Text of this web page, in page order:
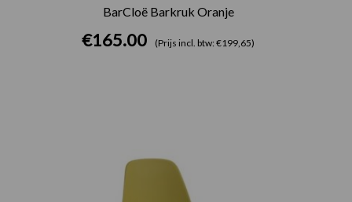
BarCloë Barkruk Oranje
€165.00 (Prijs incl. btw: €199,65)